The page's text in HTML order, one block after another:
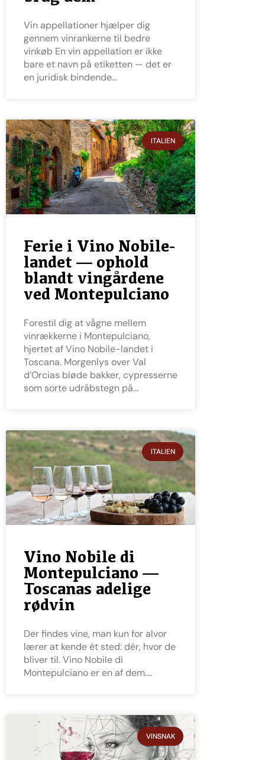
Vin appellationer hjælper dig
gennem vinrankerne til bedre
vinkøb En vin appellation er ikke
bare et navn på etiketten — det er
en juridisk bindende
ITALIEN
Ferie i Vino Nobile-
landet — ophold
blandt vingårdene
ved Montepulciano
Forestil dig at vågne mellem
vinrækkerne i Montepulciano,
hjertet af Vino Nobile-landet i
Toscana. Morgenlys over Val
d’Orcias bløde bakker, cypresserne
som sorte udråbstegn på
ITALIEN
Vino Nobile di
Montepulciano —
Toscanas adelige
rødvin
Der findes vine, man kun for alvor
lærer at kende ét sted: dér, hvor de
bliver til. Vino Nobile di
Montepulciano er en af dem.
VINSNAK